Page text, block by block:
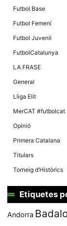
Futbol Base
Futbol Femení
Futbol Juvenil
FutbolCatalunya
LA FRASE
General
Lliga Elit
MerCAT #futbolcat
Opinió
Primera Catalana
Titulars
Torneig d’Històrics
Etiquetes
Andorra